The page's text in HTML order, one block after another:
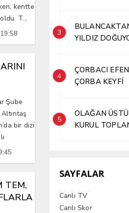
kentte
T...
Şube
bir dizi
TEM,
3
YILDIZ
4
ÇORBACI
ÇORBA KEYFİ
5
OLAĞAN
KURUL
SAYFALAR
Canlı TV
Canlı Skor